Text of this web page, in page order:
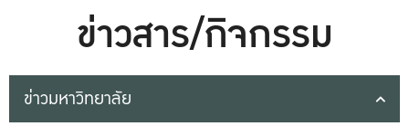
ข่าวสาร/กิจกรรม
ข่าวมหาวิทยาลัย